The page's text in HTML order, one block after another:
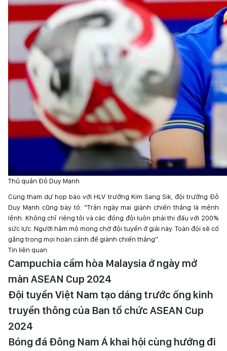
Thủ quân Đỗ Duy Mạnh
Cùng tham dự họp báo với HLV trưởng Kim Sang Sik, đội trưởng Đỗ
Duy Mạnh cũng bày tỏ: “Trận ngày mai giành chiến thắng là mệnh
lệnh. Không chỉ riêng tôi và các đồng đội luôn phải thi đấu với 200%
sức lực. Người hâm mộ mong chờ đội tuyển ở giải này. Toàn đội sẽ cố
gắng trong mọi hoàn cảnh để giành chiến thắng”.
Tin liên quan
Campuchia cầm hòa Malaysia ở ngày mở
màn ASEAN Cup 2024
Đội tuyển Việt Nam tạo dáng trước ống kinh
truyền thông của Ban tổ chức ASEAN Cup
2024
Bóng đá Đông Nam Á khai hội cùng hướng đi